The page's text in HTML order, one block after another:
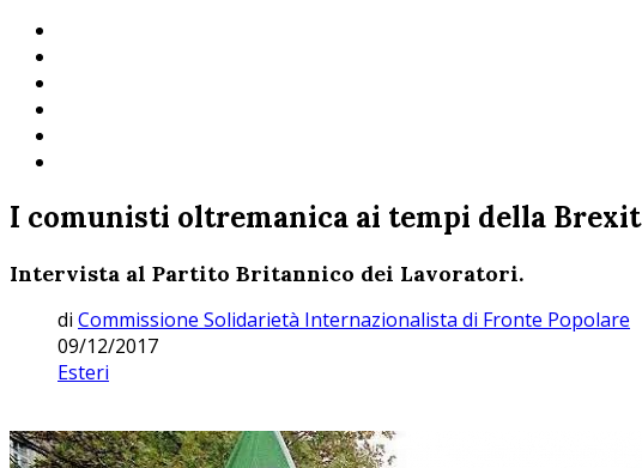
I comunisti oltremanica ai tempi della Brexit
Intervista al Partito Britannico dei Lavoratori.
di Commissione Solidarietà Internazionalista di Fronte Popolare
09/12/2017
Esteri